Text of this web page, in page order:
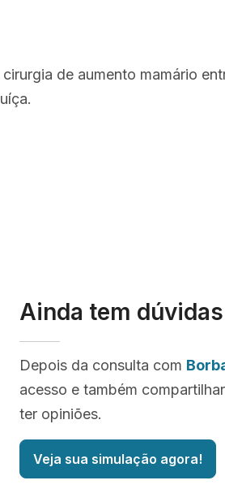
de aumento mamário
Ainda tem
Depois da consulta com
acesso e também
ter opiniões.
Veja sua simulação agora!